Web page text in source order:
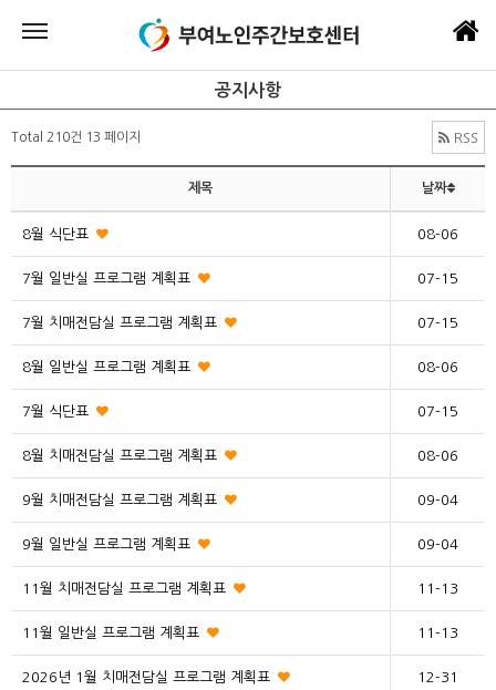
공지사항
Total 210건 13 페이지 RSS
제목 날짜
8월 식단표 08-06
7월 일반실 프로그램 계획표 07-15
7월 치매전담실 프로그램 계획표 07-15
8월 일반실 프로그램 계획표 08-06
7월 식단표 07-15
8월 치매전담실 프로그램 계획표 08-06
9월 치매전담실 프로그램 계획표 09-04
9월 일반실 프로그램 계획표 09-04
11월 치매전담실 프로그램 계획표 11-13
11월 일반실 프로그램 계획표 11-13
2026년 1월 치매전담실 프로그램 계획표 12-31